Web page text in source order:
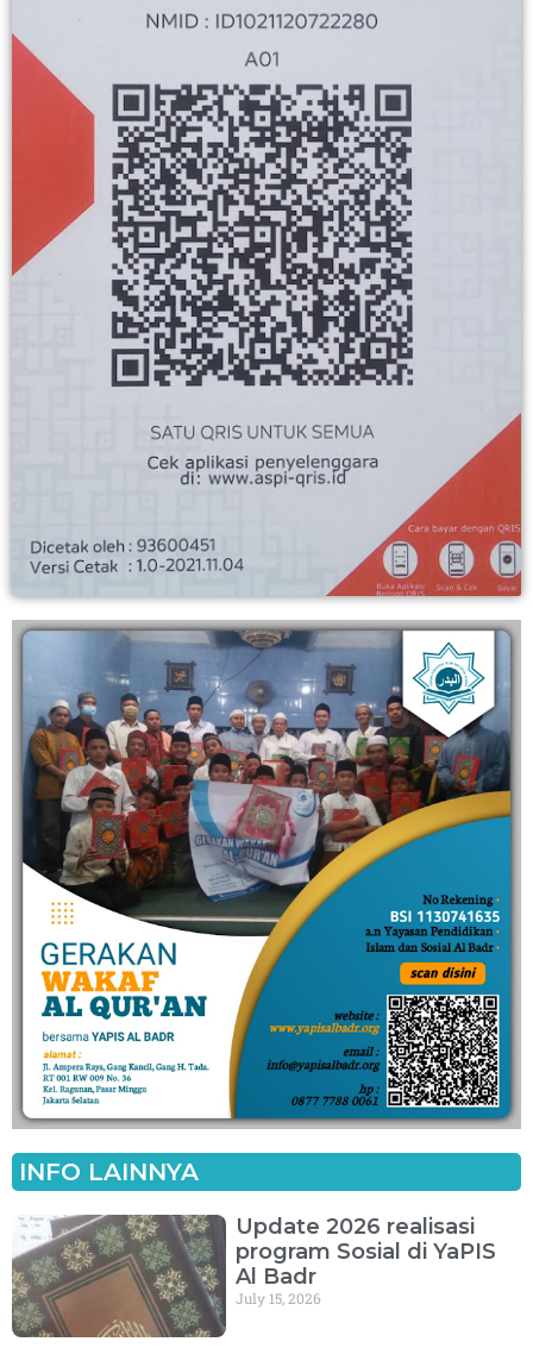
INFO LAINNYA
Update 2026 realisasi
program Sosial di YaPIS
Al Badr
July 15, 2026